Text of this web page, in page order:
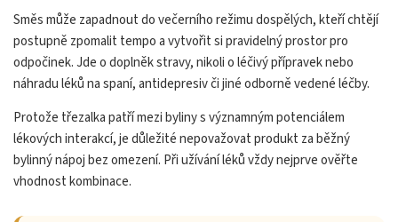
Směs může zapadnout do večerního režimu dospělých, kteří chtějí
postupně zpomalit tempo a vytvořit si pravidelný prostor pro
odpočinek. Jde o doplněk stravy, nikoli o léčivý přípravek nebo
náhradu léků na spaní, antidepresiv či jiné odborně vedené léčby.
Protože třezalka patří mezi byliny s významným potenciálem
lékových interakcí, je důležité nepovažovat produkt za běžný
bylinný nápoj bez omezení. Při užívání léků vždy nejprve ověřte
vhodnost kombinace.